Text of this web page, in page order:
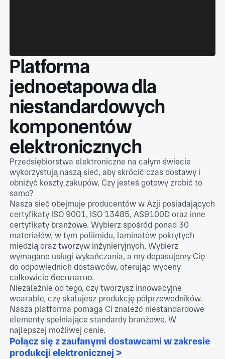
Platforma
jednoetapowa dla
niestandardowych
komponentów
elektronicznych
Przedsiębiorstwa elektroniczne na całym świecie
wykorzystują naszą sieć, aby skrócić czas dostawy i
obniżyć koszty zakupów. Czy jesteś gotowy zrobić to
samo?
Nasza sieć obejmuje producentów w Azji posiadających
certyfikaty ISO 9001, ISO 13485, AS9100D oraz inne
certyfikaty branżowe. Wybierz spośród ponad 30
materiałów, w tym poliimidu, laminatów pokrytych
miedzią oraz tworzyw inżynieryjnych. Wybierz
wymagane usługi wykańczania, a my dopasujemy Cię
do odpowiednich dostawców, oferując wyceny
całkowicie бесплатно.
Niezależnie od tego, czy tworzysz innowacyjne
wearable, czy skalujesz produkcję półprzewodników.
Nasza platforma pomaga Ci znaleźć niestandardowe
elementy spełniające standardy branżowe. W
najlepszej możliwej cenie.
Połącz się z zaufanymi dostawcami w zakresie
produkcji elektronicznej >